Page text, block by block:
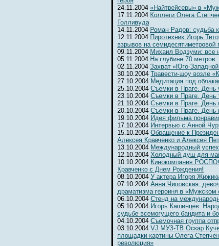
24.11.2004 «Найтрейсеры» в
17.11.2004 Коллеги Олега
Голливуда
14.11.2004 Роман Радов: судьба
12.11.2004 Пиротехник Игорь
взрывов на семидесятиметровой
09.11.2004 Михаил Водзуми: все
05.11.2004 На глубине 70 метров
02.11.2004 Захват «Юго-
30.10.2004 Травести-шоу возле
27.10.2004 Медитация под
25.10.2004 Съемки в Праге. День
23.10.2004 Съемки в Праге. День
21.10.2004 Съемки в Праге. День
20.10.2004 Съемки в Праге. День
19.10.2004 Идея фильма
17.10.2004 Интервью с Анной
15.10.2004 Обращение к
Алексея Кравченко и Алексея
13.10.2004 Международный
12.10.2004 Холодный душ для
10.10.2004 Кинокомпания
Кравченко с Днем Рождения!
08.10.2004 У актера Игоря
07.10.2004 Анна Чиповская:
драматизма героиня в «Мужском
06.10.2004 Cтенд на
05.10.2004 Игорь Кашинцев:
судьбе всемогущего бандита и
04.10.2004 Съемочная группа
03.10.2004 VJ МУЗ-ТВ Оскар
площадки картины Олега
революция»